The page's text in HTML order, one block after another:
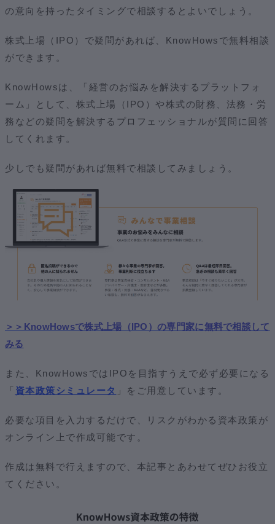
の意向を持ったタイミングで相談するとよいでしょう。
株式上場（IPO）で疑問があれば、KnowHowsで無料相談
ができます。
KnowHowsは、「経営のお悩みを解決するプラットフォ
ーム」として、株式上場（IPO）や株式の財務、法務・労
務などの疑問を解決するプロフェッショナルが質問に回答
してくれます。
少しでも疑問があれば無料で相談してみましょう。
＞＞KnowHowsで株式上場（IPO）の専門家に無料で相談して
みる
また、KnowHowsではIPOを目指すうえで必ず必要になる
「 資本政策シミュレータ 」 をご用意しています。
必要な項目を入力するだけで、リスクがわかる資本政策が
オンライン上で作成可能です。
作成は無料で行えますので、本記事とあわせてぜひお役立
てください。